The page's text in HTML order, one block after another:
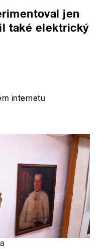
jen
také elektrický
internetu